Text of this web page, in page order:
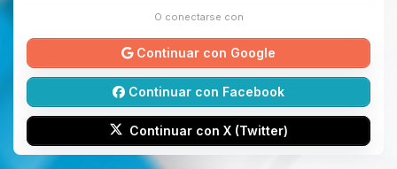
O conectarse con
Continuar con Google
Continuar con Facebook
Continuar con X (Twitter)